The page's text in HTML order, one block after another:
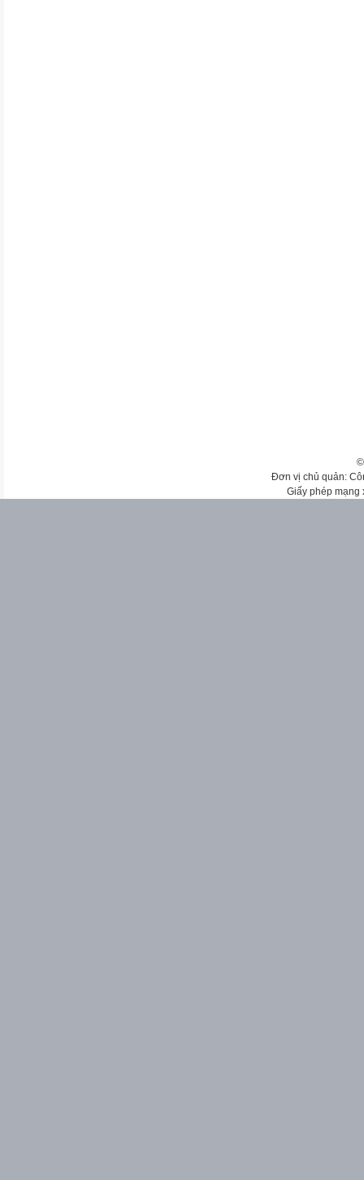
Đơn vị chủ quản:
Giấy phép mạng